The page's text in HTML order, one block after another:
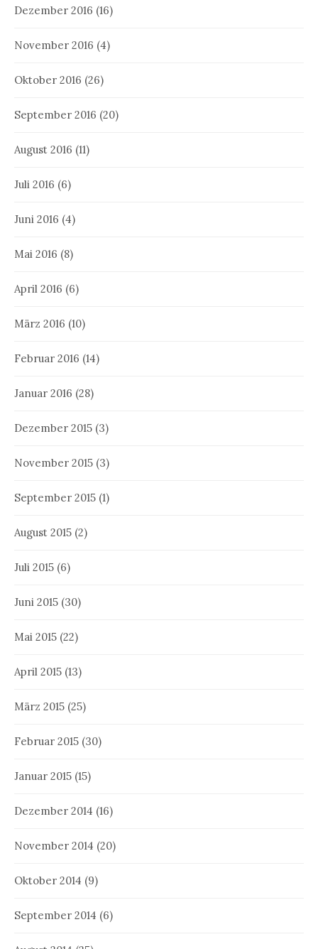
Dezember 2016 (16)
November 2016 (4)
Oktober 2016 (26)
September 2016 (20)
August 2016 (11)
Juli 2016 (6)
Juni 2016 (4)
Mai 2016 (8)
April 2016 (6)
März 2016 (10)
Februar 2016 (14)
Januar 2016 (28)
Dezember 2015 (3)
November 2015 (3)
September 2015 (1)
August 2015 (2)
Juli 2015 (6)
Juni 2015 (30)
Mai 2015 (22)
April 2015 (13)
März 2015 (25)
Februar 2015 (30)
Januar 2015 (15)
Dezember 2014 (16)
November 2014 (20)
Oktober 2014 (9)
September 2014 (6)